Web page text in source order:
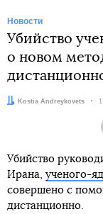
Новости
Убийство
о новом
Автор:Kostia Andreykovets
Убийство
Ирана, ученого-
совершено с
дистанционно.